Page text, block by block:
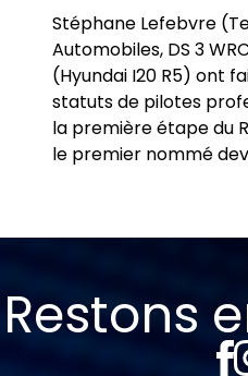
Stéphane Lefebvre
Automobiles, DS 3
(Hyundai I20 R5) ont
statuts de pilotes
la première étape du
le premier nommé
Restons